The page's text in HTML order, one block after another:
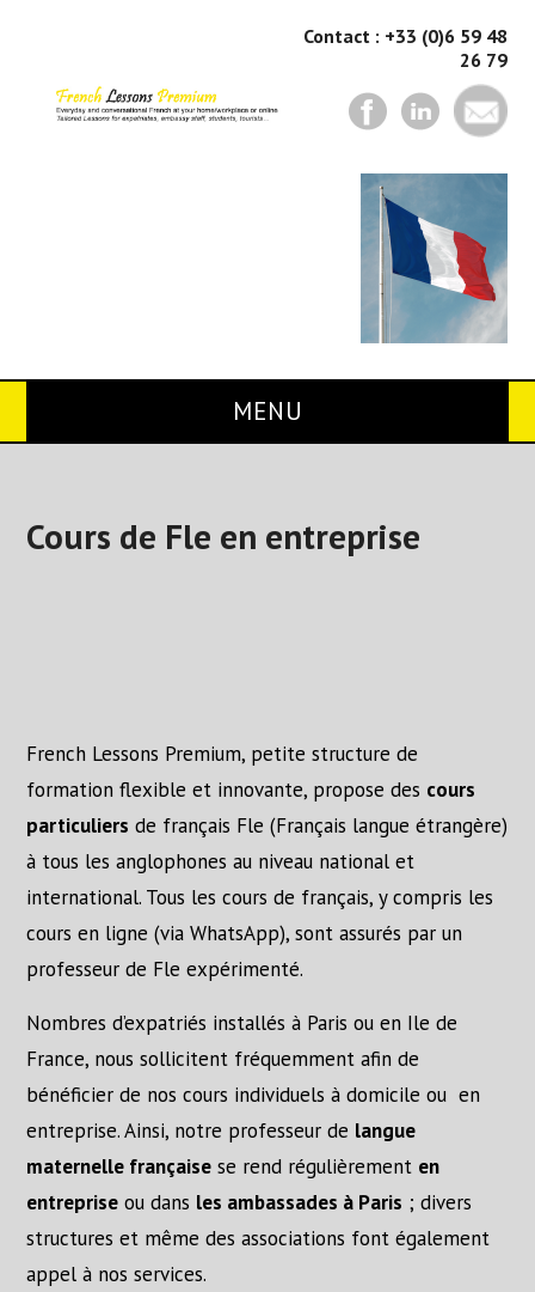
Contact : +33 (0)6 59 48
26 79
MENU
Your French Lessons
Contact
Links
Free Exercises
Cours de Fle en entreprise
French Lessons Premium, petite structure de
formation flexible et innovante, propose des cours
particuliers de français Fle (Français langue étrangère)
à tous les anglophones au niveau national et
international. Tous les cours de français, y compris les
cours en ligne (via WhatsApp), sont assurés par un
professeur de Fle expérimenté.
Nombres d’expatriés installés à Paris ou en Ile de
France, nous sollicitent fréquemment afin de
bénéficier de nos cours individuels à domicile ou en
entreprise. Ainsi, notre professeur de langue
maternelle française se rend régulièrement en
entreprise ou dans les ambassades à Paris ; divers
structures et même des associations font également
appel à nos services.